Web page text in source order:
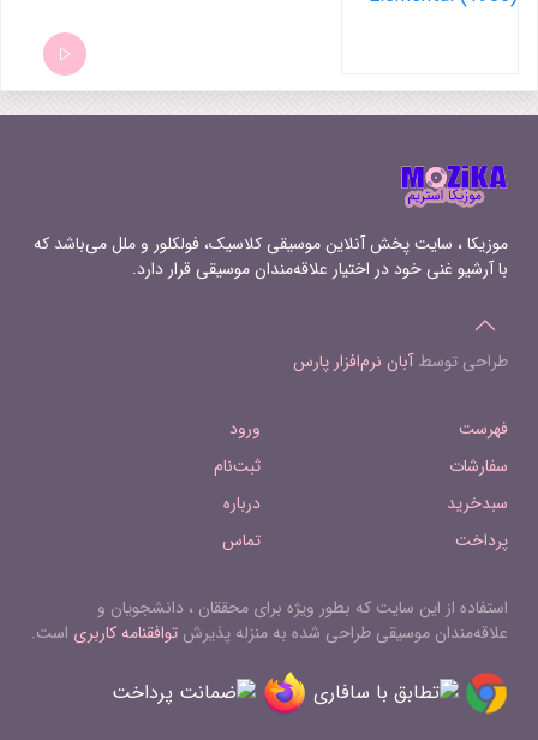
Of Claudy 08 - Come By The Hills 09 -
موزیکا ، سایت پخش آنلاین موسیقی کلاسیک، فولکلور و ملل می‌باشد که
با آرشیو غنی خود در اختیار علاقه‌مندان موسیقی قرار دارد.
طراحی توسطآبان نرم‌افزار پارس
فهرست
سفارشات
سبدخرید
پرداخت
ورود
ثبت‌نام
درباره
تماس
استفاده از این سایت که بطور ویژه برای محققان ، دانشجویان و
علاقه‌مندان موسیقی طراحی شده به منزله پذیرشتوافقنامه کاربریاست.